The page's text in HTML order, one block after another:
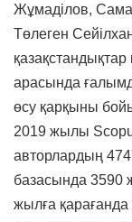
Жұмаділов,
Төлеген
арасында
өсу қарқыны
2019 жылы
авторлардың
базасында 3590
жылға